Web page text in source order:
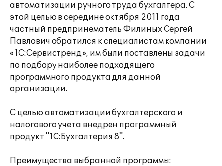
автоматизации ручного труда бухгалтера. С
этой целью в середине октября 2011 года
частный предпринематель Филиных Сергей
Павлович обратился к специалистам компании
«1С:Сервистренд», им были поставлены задачи
по подбору наиболее подходящего
программного продукта для данной
организации.
С целью автоматизации бухгалтерского и
налогового учета внедрен программный
продукт "1С:Бухгалтерия 8".
Преимущества выбранной программы: